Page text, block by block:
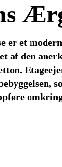
er et
af den